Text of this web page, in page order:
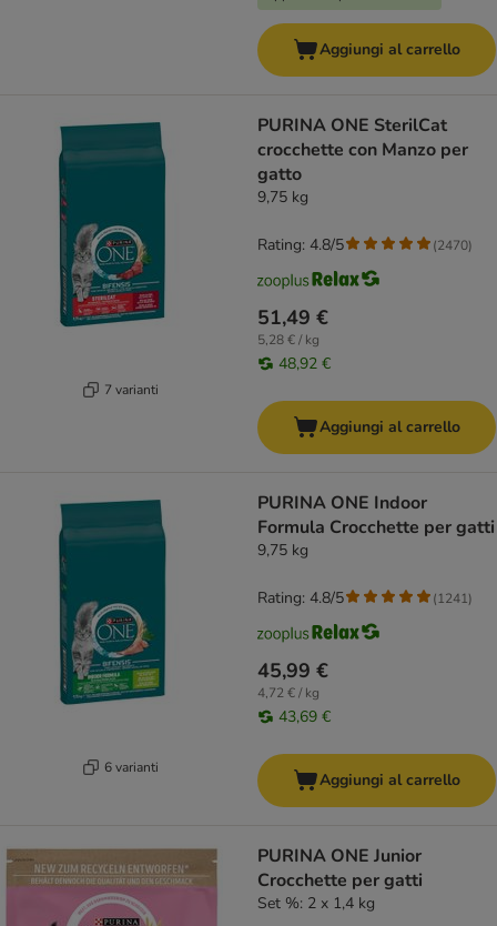
Aggiungi al carrello
7 varianti
PURINA ONE SterilCat
crocchette con Manzo per
gatto
9,75 kg
51,49 €
5,28 € / kg
48,92 €
Rating: 4.8/5 (2470)
Aggiungi al carrello
6 varianti
PURINA ONE Indoor
Formula Crocchette per gatti
9,75 kg
45,99 €
4,72 € / kg
43,69 €
Rating: 4.8/5 (1241)
Aggiungi al carrello
PURINA ONE Junior
Crocchette per gatti
Set %: 2 x 1,4 kg